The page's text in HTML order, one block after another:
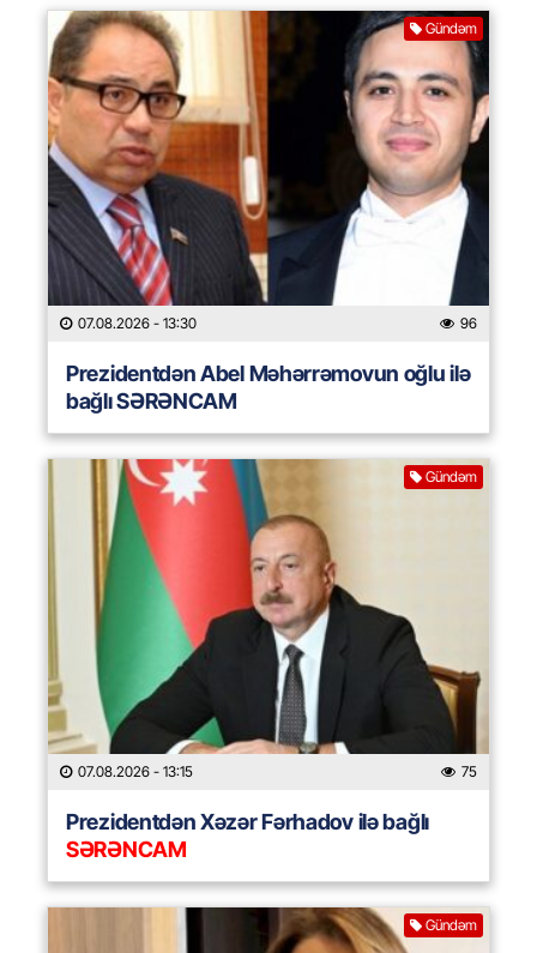
Gündəm
07.08.2026 - 13:30 96
Prezidentdən Abel Məhərrəmovun oğlu ilə
bağlı SƏRƏNCAM
Gündəm
07.08.2026 - 13:15 75
Prezidentdən Xəzər Fərhadov ilə bağlı
SƏRƏNCAM
Gündəm